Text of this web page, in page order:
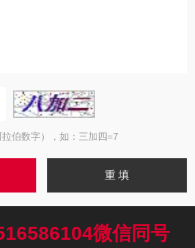
伯数字），如：三加四=7
微信同号